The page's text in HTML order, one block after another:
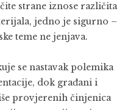
strane iznose različita
jedno je sigurno –
teme ne jenjava.
se nastavak polemika
dok građani i
provjerenih činjenica